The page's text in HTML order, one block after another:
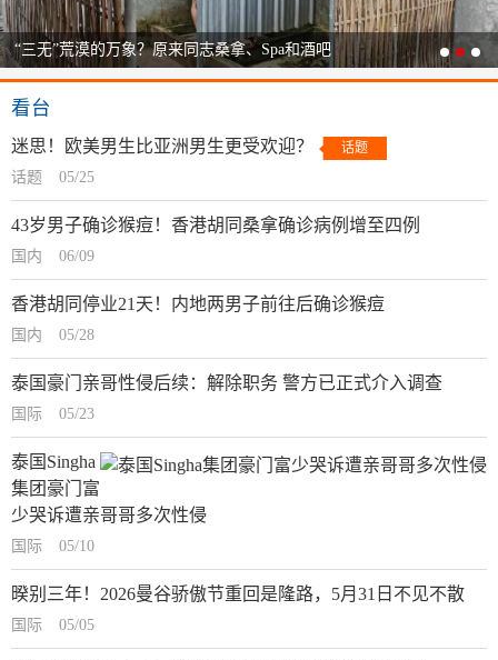
“三无”荒漠的万象？原来同志桑拿、Spa和酒吧
看台
迷思！欧美男生比亚洲男生更受欢迎？ 话题
话题 05/25
43岁男子确诊猴痘！香港胡同桑拿确诊病例增至四例
国内 06/09
香港胡同停业21天！内地两男子前往后确诊猴痘
国内 05/28
泰国豪门亲哥性侵后续：解除职务 警方已正式介入调查
国际 05/23
泰国Singha
集团豪门富
少哭诉遭亲哥哥多次性侵
国际 05/10
暌别三年！2026曼谷骄傲节重回是隆路，5月31日不见不散
国际 05/05